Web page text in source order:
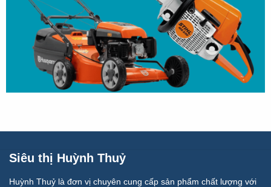
Siêu thị Huỳnh Thuỷ
Huỳnh Thuỷ là đơn vị chuyên cung cấp sản phẩm chất lượng với